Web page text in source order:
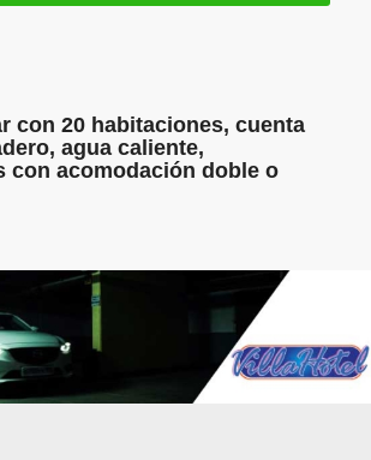
con 20 habitaciones, cuenta
agua caliente,
con acomodación doble o